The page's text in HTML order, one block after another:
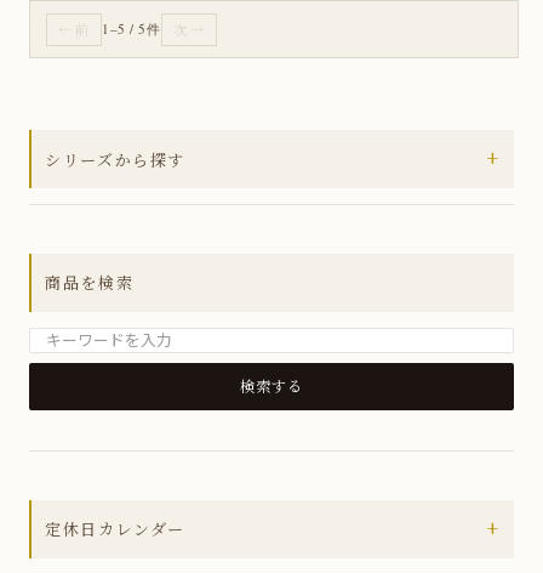
← 前 1–5 / 5件 次 →
シリーズから探す +
全ての商品
箸置き
小皿
銘々皿
商品を検索
定休日カレンダー +